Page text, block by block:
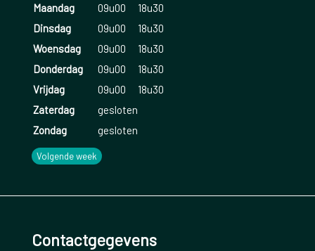
Maandag 09u00
18u30
Dinsdag
09u00
18u30
Woensdag
09u00
18u30
Donderdag
09u00
18u30
Vrijdag
09u00
18u30
Zaterdag
gesloten
Zondag
gesloten
Volgende week
Contactgegevens